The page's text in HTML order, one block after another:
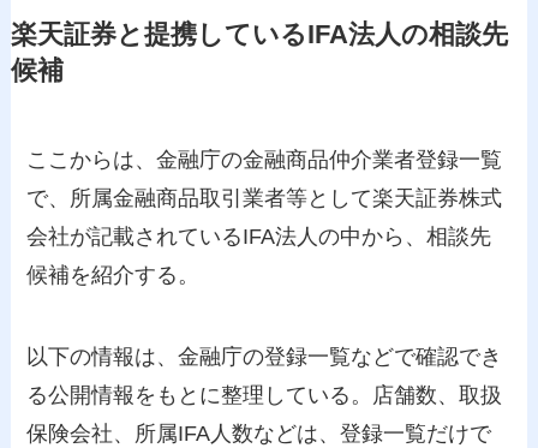
楽天証券と提携しているIFA法人の相談先
候補
ここからは、金融庁の金融商品仲介業者登録一覧
で、所属金融商品取引業者等として楽天証券株式
会社が記載されているIFA法人の中から、相談先
候補を紹介する。
以下の情報は、金融庁の登録一覧などで確認でき
る公開情報をもとに整理している。店舗数、取扱
保険会社、所属IFA人数などは、登録一覧だけで